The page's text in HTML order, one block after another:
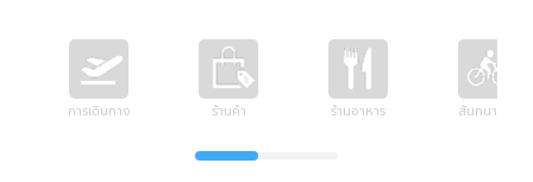
การเดินทาง ร้านค้า ร้านอาหาร สันทนาการ